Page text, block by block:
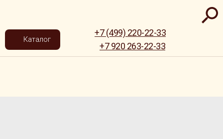
+7 920 263-22-33
+7 (499) 220-22-33
Каталог